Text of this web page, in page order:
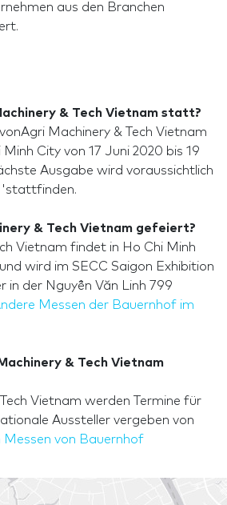
aus den Branchen
& Tech Vietnam statt?
Machinery & Tech Vietnam
City von 17 Juni 2020 bis 19
Ausgabe wird voraussichtlich
'stattfinden.
& Tech Vietnam gefeiert?
Vietnam findet in Ho Chi Minh
wird im SECC Saigon Exhibition
in der Nguyễn Văn Linh 799
Messen der Bauernhof im
& Tech Vietnam
Vietnam werden Termine für
Aussteller vergeben von
Messen von Bauernhof